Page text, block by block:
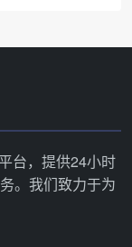
台，提供24小时
。我们致力于为